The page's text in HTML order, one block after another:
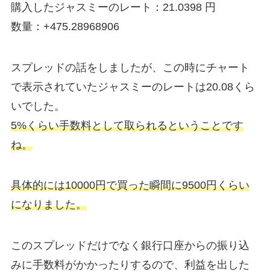
購入したジャスミーのレート：21.0398 円
数量：+475.28968906
スプレッドの話をしましたが、この時にチャート
で表示されていたジャスミーのレートは20.08くら
いでした。
5%くらい手数料として取られるということです
ね。
具体的には10000円で買った瞬間に9500円くらい
になりました。
このスプレッドだけでなく銀行口座からの振り込
みに手数料がかかったりするので、利益を出した